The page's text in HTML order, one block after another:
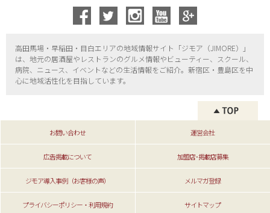
高田馬場・早稲田・目白エリアの地域情報サイト「ジモア（JIMORE）」
は、地元の居酒屋やレストランのグルメ情報やビューティー、 スクール、
病院、ニュース、イベントなどの生活情報をご紹介。新宿区・ 豊島区を中
心に地域活性化を目指しています。
お問い合わせ 運営会社
広告掲載について 加盟店･掲載店募集
ジモア導入事例（お客様の声） メルマガ登録
プライバシーポリシー・利用規約 サイトマップ